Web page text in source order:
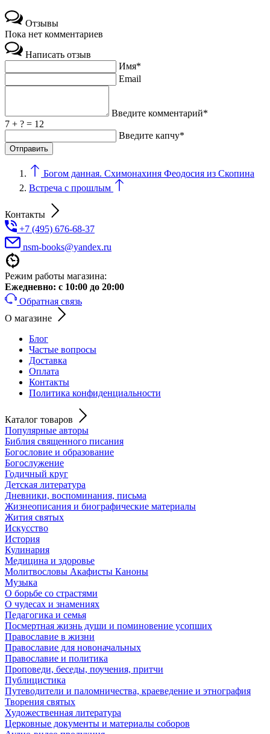
Отзывы
Пока нет комментариев
Написать отзыв
Имя*
Email
Введите комментарий*
7 + ? = 12
Введите капчу*
Богом данная. Схимонахиня Феодосия из Скопина
Встреча с прошлым
Контакты
+7 (495) 676-68-37
nsm-books@yandex.ru
Режим работы магазина:
Ежедневно: с 10:00 до 20:00
Обратная связь
О магазине
Блог
Частые вопросы
Доставка
Оплата
Контакты
Политика конфиденциальности
Каталог товаров
Популярные авторы
Библия священного писания
Богословие и образование
Богослужение
Годичный круг
Детская литература
Дневники, воспоминания, письма
Жизнеописания и биографические материалы
Жития святых
Искусство
История
Кулинария
Медицина и здоровье
Молитвословы Акафисты Каноны
Музыка
О борьбе со страстями
О чудесах и знамениях
Педагогика и семья
Посмертная жизнь души и поминовение усопших
Православие в жизни
Православие для новоначальных
Православие и политика
Проповеди, беседы, поучения, притчи
Публицистика
Путеводители и паломничества, краеведение и этнография
Творения святых
Художественная литература
Церковные документы и материалы соборов